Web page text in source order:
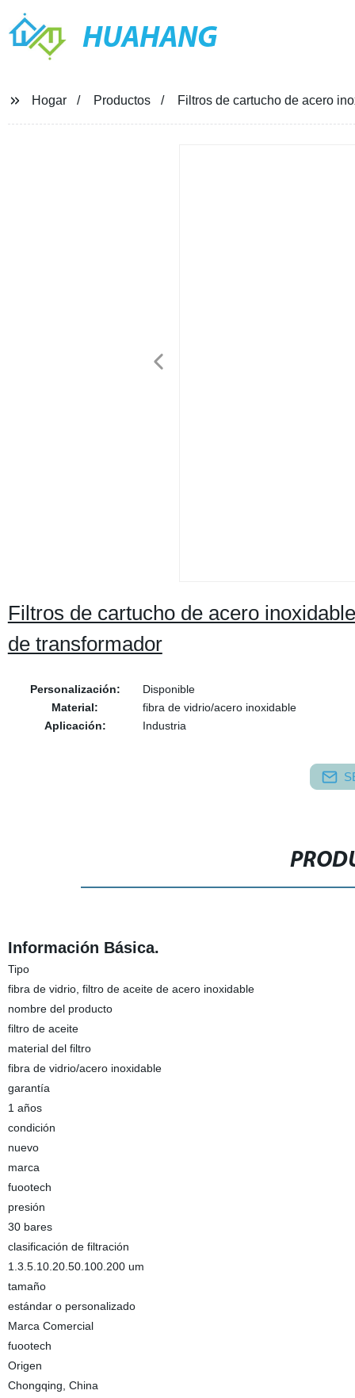
HUAHANG
Hogar Productos Filtros de cartucho de acero
Filtros de cartucho de acero
de transformador
Personalización:
Disponible
Material:
fibra de vidrio/acero inoxidable
Aplicación:
Industria
Información Básica.
Tipo
fibra de vidrio, filtro de aceite de acero inoxidable
nombre del producto
filtro de aceite
material del filtro
fibra de vidrio/acero inoxidable
garantía
1 años
condición
nuevo
marca
fuootech
presión
30 bares
clasificación de filtración
1.3.5.10.20.50.100.200 um
tamaño
estándar o personalizado
Marca Comercial
fuootech
Origen
Chongqing, China